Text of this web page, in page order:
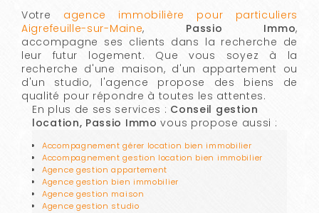
Votre agence immobilière pour particuliers
Aigrefeuille-sur-Maine, Passio Immo,
accompagne ses clients dans la recherche de
leur futur logement. Que vous soyez à la
recherche d'une maison, d'un appartement ou
d'un studio, l'agence propose des biens de
qualité pour répondre à toutes les attentes.
En plus de ses services : Conseil gestion
location, Passio Immo vous propose aussi :
Accompagnement gérer location bien immobilier
Accompagnement gestion location bien immobilier
Agence gestion appartement
Agence gestion bien immobilier
Agence gestion maison
Agence gestion studio